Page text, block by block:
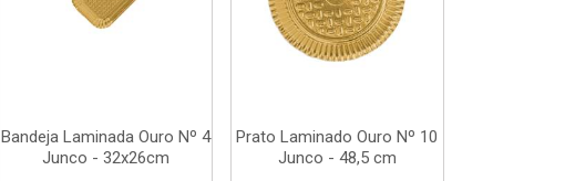
Bandeja Laminada Ouro Nº 4
Junco - 32x26cm
Prato Laminado Ouro Nº 10
Junco - 48,5 cm